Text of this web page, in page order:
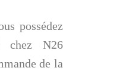
possédez
chez N26
de la